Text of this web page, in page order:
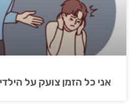
אני כל הזמן צועק על